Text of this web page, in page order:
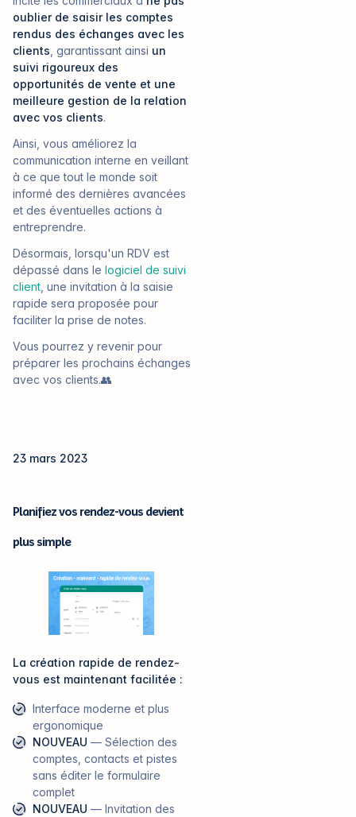
oublier de saisir les comptes
rendus des échanges avec les
clients , garantissant ainsi un
suivi rigoureux des
opportunités de vente et une
meilleure gestion de la relation
avec vos clients.
Ainsi, vous améliorez la
communication interne en veillant
à ce que tout le monde soit
informé des dernières avancées
et des éventuelles actions à
entreprendre.
Désormais, lorsqu'un RDV est
dépassé dans le logiciel de suivi
client , une invitation à la saisie
rapide sera proposée pour
faciliter la prise de notes.
Vous pourrez y revenir pour
préparer les prochains échanges
avec vos clients.👥
23 mars 2023
Planifiez vos rendez-vous devient
plus simple
La création rapide de rendez-
vous est maintenant facilitée :
Interface moderne et plus
ergonomique
NOUVEAU — Sélection des
comptes, contacts et pistes
sans éditer le formulaire
complet
NOUVEAU — Invitation des